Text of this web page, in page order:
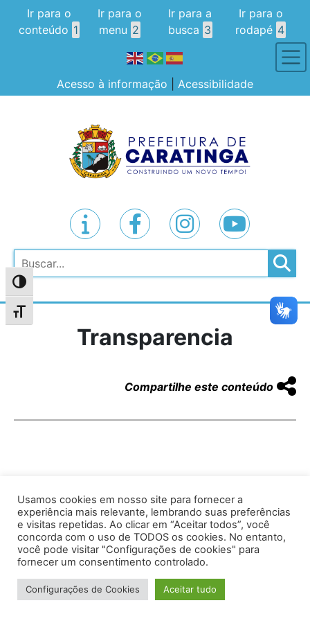
Alternar alto contraste
Alternar tamanho da fonte
Ir para o
conteúdo 1
Ir para o
menu 2
Ir para a
busca 3
Ir para o
rodapé 4
Acesso à informação Acessibilidade
Pesquisar
Transparencia
Compartilhe este conteúdo
Av. Prof. Armando Alves da Silva, nº 1950 - Zacarias,
Caratinga - MG - 35302-403 / Tel: (33) 3329 8000
Desenvolvido por VersaTec
Usamos cookies em nosso site para fornecer a
experiência mais relevante, lembrando suas preferências
e visitas repetidas. Ao clicar em “Aceitar todos”, você
concorda com o uso de TODOS os cookies. No entanto,
você pode visitar "Configurações de cookies" para
fornecer um consentimento controlado.
Configurações de Cookies Aceitar tudo